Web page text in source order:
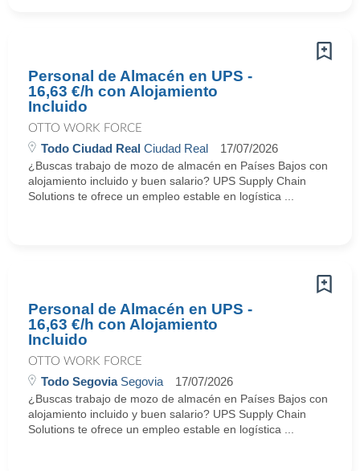
Personal de Almacén en UPS -
16,63 €/h con Alojamiento
Incluido
OTTO WORK FORCE
Todo Ciudad Real Ciudad Real 17/07/2026
¿Buscas trabajo de mozo de almacén en Países Bajos con
alojamiento incluido y buen salario? UPS Supply Chain
Solutions te ofrece un empleo estable en logística ...
Personal de Almacén en UPS -
16,63 €/h con Alojamiento
Incluido
OTTO WORK FORCE
Todo SegoviaSegovia 17/07/2026
¿Buscas trabajo de mozo de almacén en Países Bajos con
alojamiento incluido y buen salario? UPS Supply Chain
Solutions te ofrece un empleo estable en logística ...